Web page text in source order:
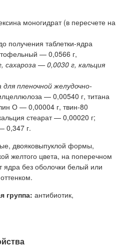
моногидрат (в пересчете на
получения таблетки-ядра
— 0,0566 г,
— 0,0030 г, кальция
пленочной желудочно-
— 0,00540 г, титана
О — 0,00004 г, твин-80
стеарат — 0,00020 г;
0,347 г.
двояковыпуклой формы,
желтого цвета, на поперечном
ядра без оболочки белый или
группа: антибиотик,